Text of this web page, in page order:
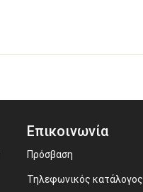
Επικοινωνία
Πρόσβαση
Τηλεφωνικός κατάλογος